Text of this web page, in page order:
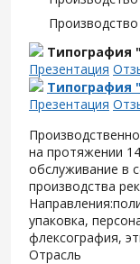
Типография
Презентация
Типография
Презентация
на протяжении
обслуживание в
производства
упаковка,
флексография,
Отрасль